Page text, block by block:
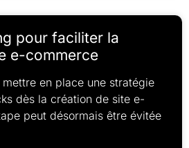
pour faciliter la
e-commerce
en place une stratégie
dès la création de site e-
peut désormais être évitée